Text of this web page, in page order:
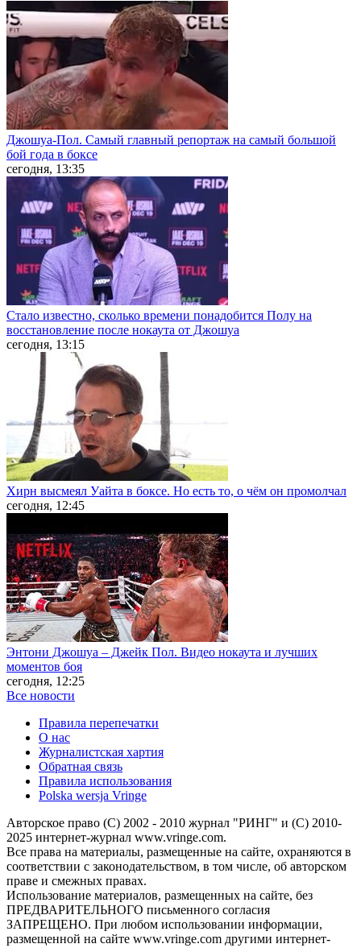
Джошуа-Пол. Самый главный репортаж на самый большой
бой года в боксе
сегодня, 13:35
Стало известно, сколько времени понадобится Полу на
восстановление после нокаута от Джошуа
сегодня, 13:15
Хирн высмеял Уайта в боксе. Но есть то, о чём он промолчал
сегодня, 12:45
Энтони Джошуа – Джейк Пол. Видео нокаута и лучших
моментов боя
сегодня, 12:25
Все новости
Правила перепечатки
О нас
Журналистская хартия
Обратная связь
Правила использования
Polska wersja Vringe
Авторское право (С) 2002 - 2010 журнал "РИНГ" и (С) 2010-
2025 интернет-журнал www.vringe.com.
Все права на материалы, размещенные на сайте, охраняются в
соответствии с законодательством, в том числе, об авторском
праве и смежных правах.
Использование материалов, размещенных на сайте, без
ПРЕДВАРИТЕЛЬНОГО письменного согласия
ЗАПРЕЩЕНО. При любом использовании информации,
размещенной на сайте www.vringe.com другими интернет-